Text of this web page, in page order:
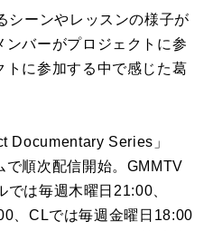
シーンやレッスンの様子が
ンバーがプロジェクトに参
トに参加する中で感じた葛
Documentary Series」
で順次配信開始。GMMTV
は毎週木曜日21:00、
、CLでは毎週金曜日18:00